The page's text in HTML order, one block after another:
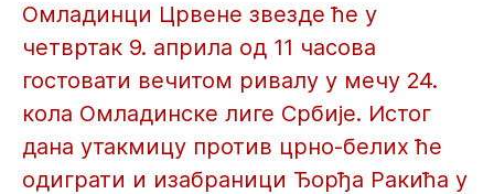
Омладинци Црвене звезде ће у
четвртак 9. априла од 11 часова
гостовати вечитом ривалу у мечу 24.
кола Омладинске лиге Србије. Истог
дана утакмицу против црно-белих ће
одиграти и изабраници Ђорђа Ракића у